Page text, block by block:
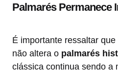
Palmarés Permanece
É importante ressaltar
não altera o palmarés
clássica continua sendo a